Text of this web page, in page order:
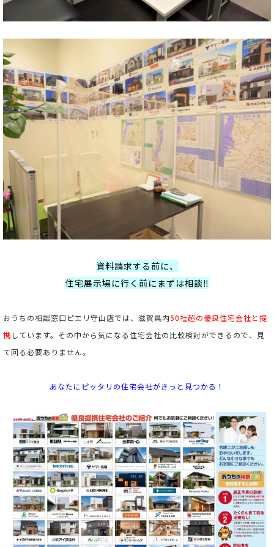
資料請求する前に、
住宅展示場に行く前にまずは相談‼
おうちの相談窓口ピエリ守山店では、滋賀県内50社超の優良住宅会社と提
携 しています。 その中から気になる住宅会社の比較検討ができるので、見
て回る必要ありません。
あなたにピッタリの住宅会社がきっと見つかる！